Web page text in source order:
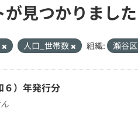
見つかりました
人口_世帯数 組織: 瀬谷区
６）年発行分